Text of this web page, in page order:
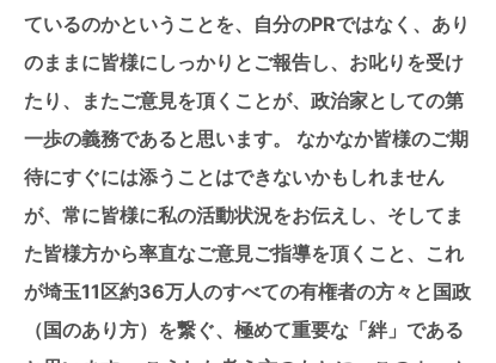
ているのかということを、自分のPRではなく、あり
のままに皆様にしっかりとご報告し、お叱りを受け
たり、またご意見を頂くことが、政治家としての第
一歩の義務であると思います。 なかなか皆様のご期
待にすぐには添うことはできないかもしれません
が、常に皆様に私の活動状況をお伝えし、そしてま
た皆様方から率直なご意見ご指導を頂くこと、これ
が埼玉11区約36万人のすべての有権者の方々と国政
（国のあり方）を繋ぐ、極めて重要な「絆」である